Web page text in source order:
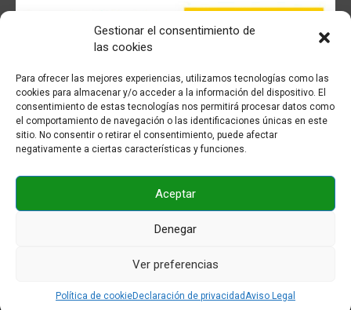
Gestionar el consentimiento de
las cookies
Para ofrecer las mejores experiencias, utilizamos tecnologías como las
cookies para almacenar y/o acceder a la información del dispositivo. El
consentimiento de estas tecnologías nos permitirá procesar datos como
el comportamiento de navegación o las identificaciones únicas en este
sitio. No consentir o retirar el consentimiento, puede afectar
negativamente a ciertas características y funciones.
Aceptar
Denegar
Ver preferencias
Política de cookieDeclaración de privacidadAviso Legal
a
o
n